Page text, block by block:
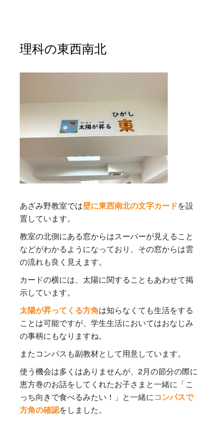
理科の東西南北
あざみ野教室では壁に東西南北の文字カードを設
置しています。
教室の北側にある窓からはスーパーが見えること
などがわかるようになっており、その窓からは雲
の流れも良く見えます。
カードの横には、太陽に関することもあわせて掲
示しています。
太陽が昇ってくる方角は知らなくても生活をする
ことは可能ですが、学生生活においてはおなじみ
の事柄にもなりますね。
またコンパスも副教材として用意しています。
使う機会は多くはありませんが、2月の節分の際に
恵方巻のお話をしてくれたお子さまと一緒に「こ
っち向きで食べるみたい！」と一緒にコンパスで
方角の確認をしました。